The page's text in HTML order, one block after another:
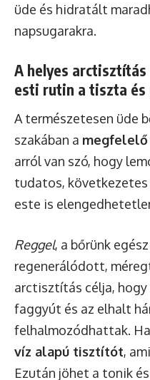
üde és hidratált
napsugarakra.
A helyes arctisztítás
esti rutin a tiszta és
A természetesen üde
szakában a
arról van szó, hogy
tudatos,
este is
Reggel, a bőrünk
regenerálódott,
arctisztítás célja,
faggyút és az elhalt
felhalmozódhattak.
víz alapú tisztítót,
Ezután jöhet a tonik